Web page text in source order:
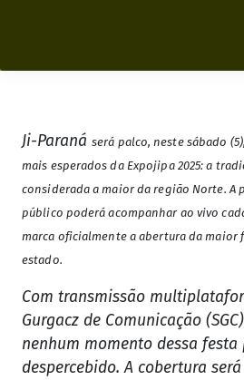
Ji-Paraná será palco, neste sábado
mais esperados da Expojipa 2025: a
considerada a maior da região Norte. A
público poderá acompanhar ao vivo
marca oficialmente a abertura da maior
estado.
Com transmissão
Gurgacz de Comunicação
nenhum momento dessa festa
despercebido. A cobertura